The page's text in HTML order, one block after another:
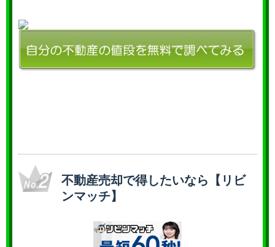
不動産売却で得したいなら【リビ
ンマッチ】